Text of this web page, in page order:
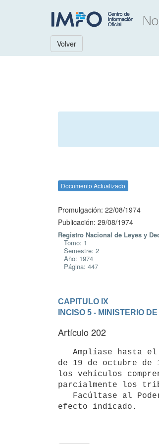
Volver
Documento Actualizado
Promulgación: 22/08/1974
Publicación: 29/08/1974
Registro Nacional de Leyes y
Tomo: 1
Semestre: 2
Año: 1974
Página: 447
CAPITULO IX
INCISO 5 - MINISTERIO
Artículo 202
de 19 de octubre
los vehículos
parcialmente los
efecto indicado.